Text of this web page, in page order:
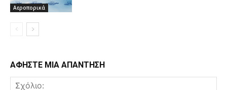
Αεροπορικά
ΑΦΗΣΤΕ ΜΙΑ ΑΠΑΝΤΗΣΗ